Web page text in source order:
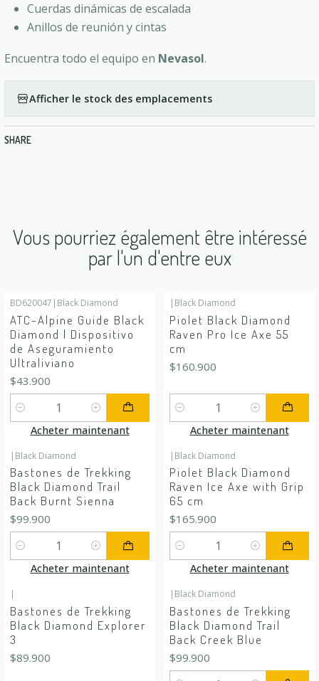
Cuerdas dinámicas de escalada
Anillos de reunión y cintas
Encuentra todo el equipo en Nevasol.
Afficher le stock des emplacements
SHARE
Vous pourriez également être intéressé
par l'un d'entre eux
BD620047 | Black Diamond
ATC-Alpine Guide Black
Diamond | Dispositivo
de Aseguramiento
Ultraliviano
$43.900
Quantité
Acheter maintenant
| Black Diamond
Piolet Black Diamond
Raven Pro Ice Axe 55
cm
$160.900
Quantité
Acheter maintenant
| Black Diamond
Bastones de Trekking
Black Diamond Trail
Back Burnt Sienna
$99.900
Quantité
Acheter maintenant
| Black Diamond
Piolet Black Diamond
Raven Ice Axe with Grip
65 cm
$165.900
Quantité
Acheter maintenant
|
Bastones de Trekking
Black Diamond Explorer
3
$89.900
| Black Diamond
Bastones de Trekking
Black Diamond Trail
Back Creek Blue
$99.900